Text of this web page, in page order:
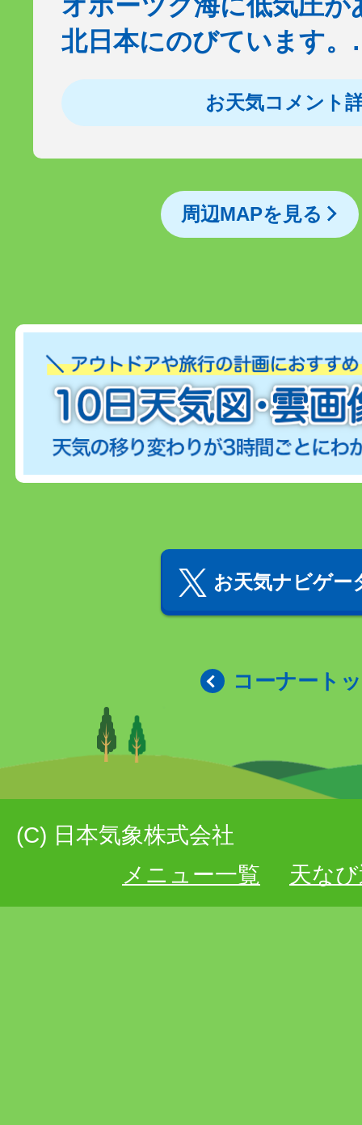
北日本にのびています
お天気コメント
周辺MAPを見る
お天気ナビゲー
コーナート
(C) 日本気象株式会社
メニュー一覧
天な